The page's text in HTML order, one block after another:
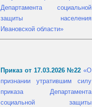
Департамента социальной
защиты населения
Ивановской области»
Приказ от 17.03.2026 №22 «О
признании утратившим силу
приказа Департамента
социальной защиты